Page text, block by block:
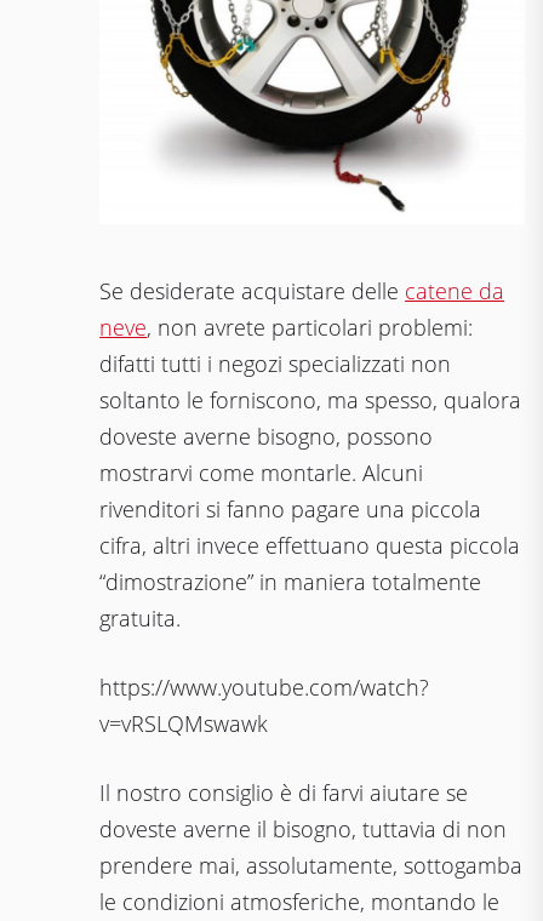
Se desiderate acquistare delle catene da
neve, non avrete particolari problemi:
difatti tutti i negozi specializzati non
soltanto le forniscono, ma spesso, qualora
doveste averne bisogno, possono
mostrarvi come montarle. Alcuni
rivenditori si fanno pagare una piccola
cifra, altri invece effettuano questa piccola
“dimostrazione” in maniera totalmente
gratuita.
https://www.youtube.com/watch?
v=vRSLQMswawk
Il nostro consiglio è di farvi aiutare se
doveste averne il bisogno, tuttavia di non
prendere mai, assolutamente, sottogamba
le condizioni atmosferiche, montando le